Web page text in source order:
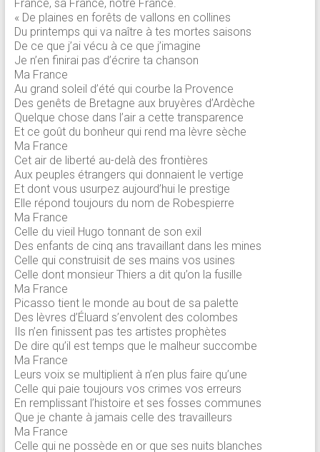
France, sa France, notre France.
« De plaines en forêts de vallons en collines
Du printemps qui va naître à tes mortes saisons
De ce que j’ai vécu à ce que j’imagine
Je n’en finirai pas d’écrire ta chanson
Ma France
Au grand soleil d’été qui courbe la Provence
Des genêts de Bretagne aux bruyères d’Ardèche
Quelque chose dans l’air a cette transparence
Et ce goût du bonheur qui rend ma lèvre sèche
Ma France
Cet air de liberté au-delà des frontières
Aux peuples étrangers qui donnaient le vertige
Et dont vous usurpez aujourd’hui le prestige
Elle répond toujours du nom de Robespierre
Ma France
Celle du vieil Hugo tonnant de son exil
Des enfants de cinq ans travaillant dans les mines
Celle qui construisit de ses mains vos usines
Celle dont monsieur Thiers a dit qu’on la fusille
Ma France
Picasso tient le monde au bout de sa palette
Des lèvres d’Éluard s’envolent des colombes
Ils n’en finissent pas tes artistes prophètes
De dire qu’il est temps que le malheur succombe
Ma France
Leurs voix se multiplient à n’en plus faire qu’une
Celle qui paie toujours vos crimes vos erreurs
En remplissant l’histoire et ses fosses communes
Que je chante à jamais celle des travailleurs
Ma France
Celle qui ne possède en or que ses nuits blanches